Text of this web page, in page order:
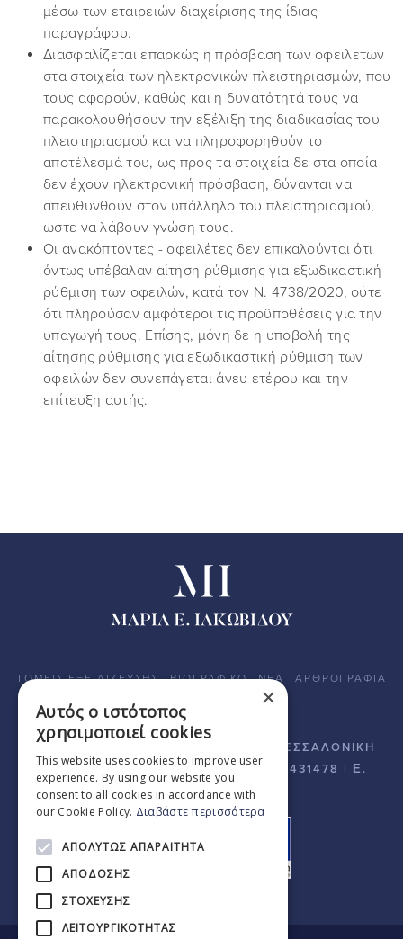
μέσω των εταιρειών διαχείρισης της ίδιας
παραγράφου.
Διασφαλίζεται επαρκώς η πρόσβαση των οφειλετών
στα στοιχεία των ηλεκτρονικών πλειστηριασμών, που
τους αφορούν, καθώς και η δυνατότητά τους να
παρακολουθήσουν την εξέλιξη της διαδικασίας του
πλειστηριασμού και να πληροφορηθούν το
αποτέλεσμά του, ως προς τα στοιχεία δε στα οποία
δεν έχουν ηλεκτρονική πρόσβαση, δύνανται να
απευθυνθούν στον υπάλληλο του πλειστηριασμού,
ώστε να λάβουν γνώση τους.
Οι ανακόπτοντες - οφειλέτες δεν επικαλούνται ότι
όντως υπέβαλαν αίτηση ρύθμισης για εξωδικαστική
ρύθμιση των οφειλών, κατά τον Ν. 4738/2020, ούτε
ότι πληρούσαν αμφότεροι τις προϋποθέσεις για την
υπαγωγή τους. Επίσης, μόνη δε η υποβολή της
αίτησης ρύθμισης για εξωδικαστική ρύθμιση των
οφειλών δεν συνεπάγεται άνευ ετέρου και την
επίτευξη αυτής.
ΤΟΜΕΙΣ ΕΞΕΙΔΙΚΕΥΣΗΣ ΒΙΟΓΡΑΦΙΚΟ ΝΕΑ
ΑΡΘΡΟΓΡΑΦΙΑ
ΒΙΚΤΩΡΟΣ ΟΥΓΚΩ 14 | Τ.Κ. 54625 - ΘΕΣΣΑΛΟΝΙΚΗ
| T. + 30 2310 267268 | K. + 30 6942431478 | E.
info@iakovidoulaw.gr
×
Αυτός ο ιστότοπος
χρησιμοποιεί cookies
This website uses cookies to improve user
experience. By using our website you
consent to all cookies in accordance with
our Cookie Policy. Διαβάστε περισσότερα
ΑΠΟΛΎΤΩΣ ΑΠΑΡΑΊΤΗΤΑ
ΑΠΌΔΟΣΗΣ
ΣΤΌΧΕΥΣΗΣ
ΛΕΙΤΟΥΡΓΙΚΌΤΗΤΑΣ